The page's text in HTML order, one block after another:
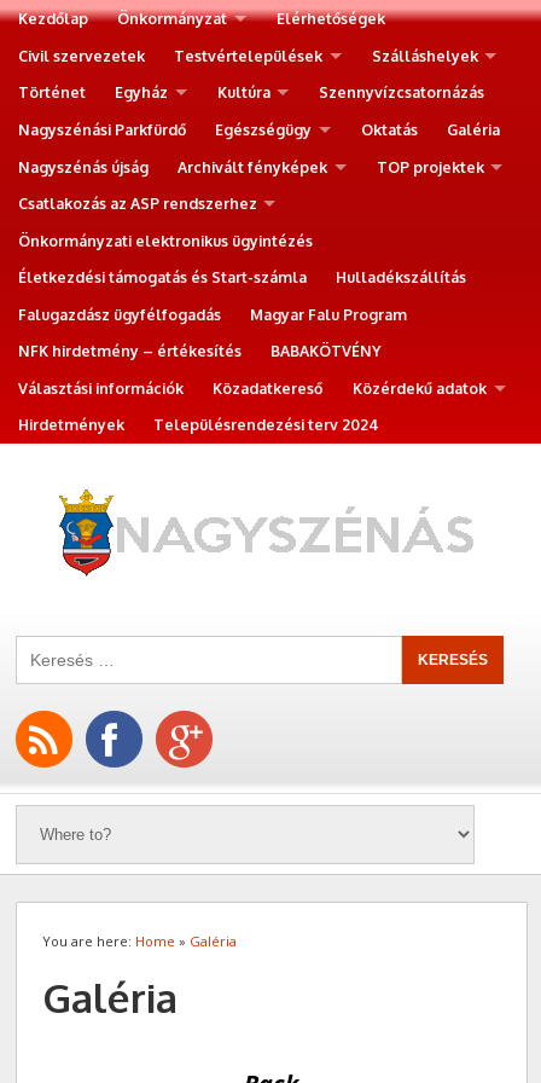
Kezdőlap Önkormányzat
Elérhetőségek
Civil szervezetek
Testvértelepülések
Szálláshelyek
Történet
Egyház Kultúra
Szennyvízcsatornázás
Nagyszénási Parkfürdő
Egészségügy Oktatás
Galéria
Nagyszénás újság
Archivált fényképek
TOP projektek
Csatlakozás az ASP rendszerhez
Önkormányzati elektronikus ügyintézés
Életkezdési támogatás és Start-számla
Hulladékszállítás
Falugazdász ügyfélfogadás
Magyar Falu Program
NFK hirdetmény – értékesítés
BABAKÖTVÉNY
Választási információk
Közadatkereső
Közérdekű adatok
Hirdetmények
Településrendezési terv 2024
You are here: Home » Galéria
Galéria